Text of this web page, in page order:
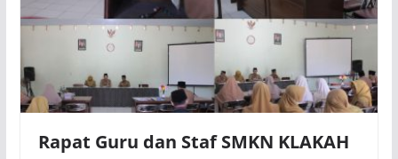
Rapat Guru dan Staf SMKN KLAKAH